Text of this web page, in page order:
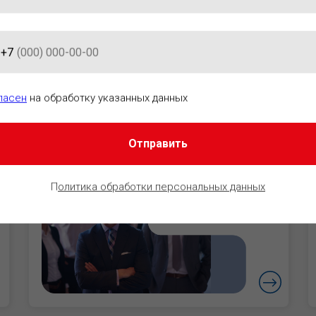
ПРАВОВОГО
Руководители
Уверенность в
безопасности
+7
на обработку указанных данных
Отправить
Политика обработки персональных данных